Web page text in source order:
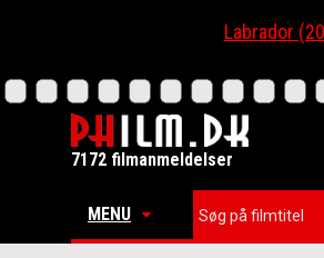
Labrador (2011)
7172 filmanmeldelser
MENU